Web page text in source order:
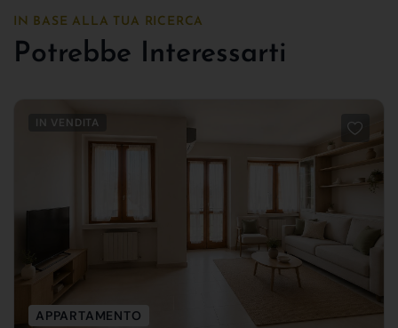
IN BASE ALLA TUA RICERCA
Potrebbe Interessarti
IN VENDITA
APPARTAMENTO